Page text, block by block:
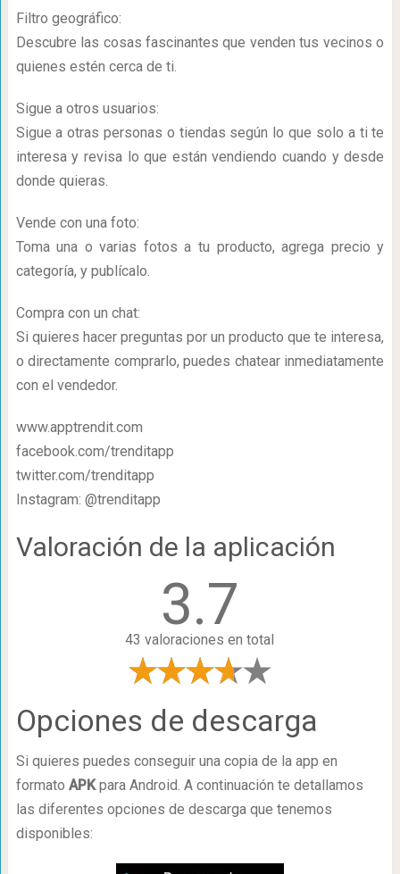
Filtro geográfico:
Descubre las cosas fascinantes que venden tus vecinos o
quienes estén cerca de ti.
Sigue a otros usuarios:
Sigue a otras personas o tiendas según lo que solo a ti te
interesa y revisa lo que están vendiendo cuando y desde
donde quieras.
Vende con una foto:
Toma una o varias fotos a tu producto, agrega precio y
categoría, y publícalo.
Compra con un chat:
Si quieres hacer preguntas por un producto que te interesa,
o directamente comprarlo, puedes chatear inmediatamente
con el vendedor.
www.apptrendit.com
facebook.com/trenditapp
twitter.com/trenditapp
Instagram: @trenditapp
Valoración de la aplicación
3.7
43 valoraciones en total
Opciones de descarga
Si quieres puedes conseguir una copia de la app en
formato APKpara Android. A continuación te detallamos
las diferentes opciones de descarga que tenemos
disponibles: